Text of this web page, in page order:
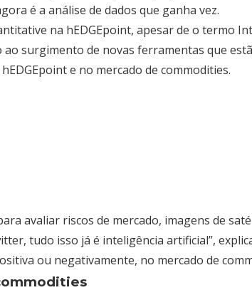
é a análise de dados que ganha vez.
na hEDGEpoint, apesar de o termo
surgimento de novas ferramentas que
e no mercado de commodities.
avaliar riscos de mercado, imagens de
tudo isso já é inteligência artificial”,
ou negativamente, no mercado de